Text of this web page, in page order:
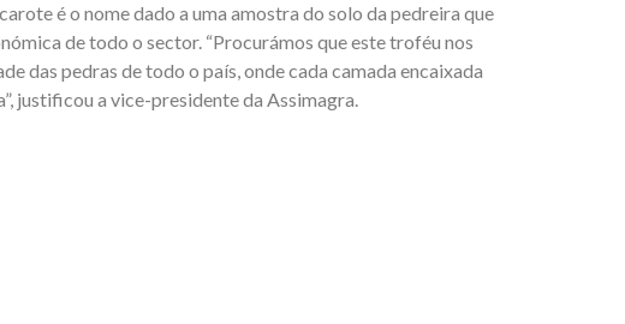
é o nome dado a uma amostra do solo da pedreira que
de todo o sector. “Procurámos que este troféu nos
das pedras de todo o país, onde cada camada encaixada
justificou a vice-presidente da Assimagra.